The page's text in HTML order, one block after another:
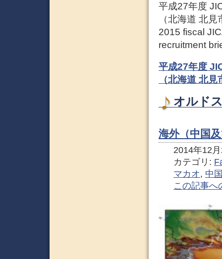
平成27年度
（北海道 北見
2015 fiscal
recruitment
平成27年度
（北海道 北見
オルド
海外（中国
2014年12
カテゴリ:
マカオ, 中
この記事へ